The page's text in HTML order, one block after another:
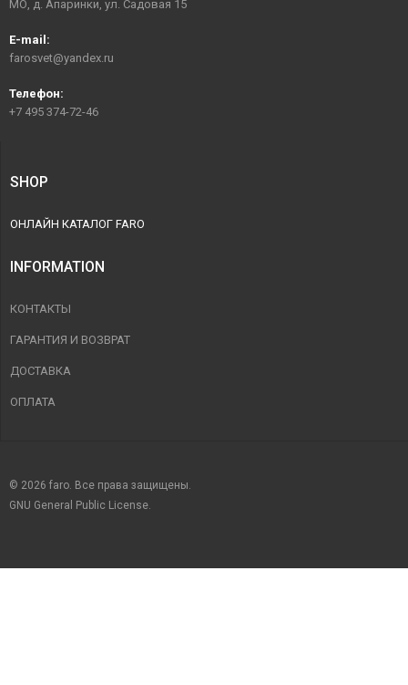
МО, д. Апаринки, ул. Садовая 15
E-mail:
farosvet@yandex.ru
Телефон:
+7 495 374-72-46
SHOP
ОНЛАЙН КАТАЛОГ FARO
INFORMATION
КОНТАКТЫ
ГАРАНТИЯ И ВОЗВРАТ
ДОСТАВКА
ОПЛАТА
© 2026 faro. Все права защищены.
GNU General Public License.